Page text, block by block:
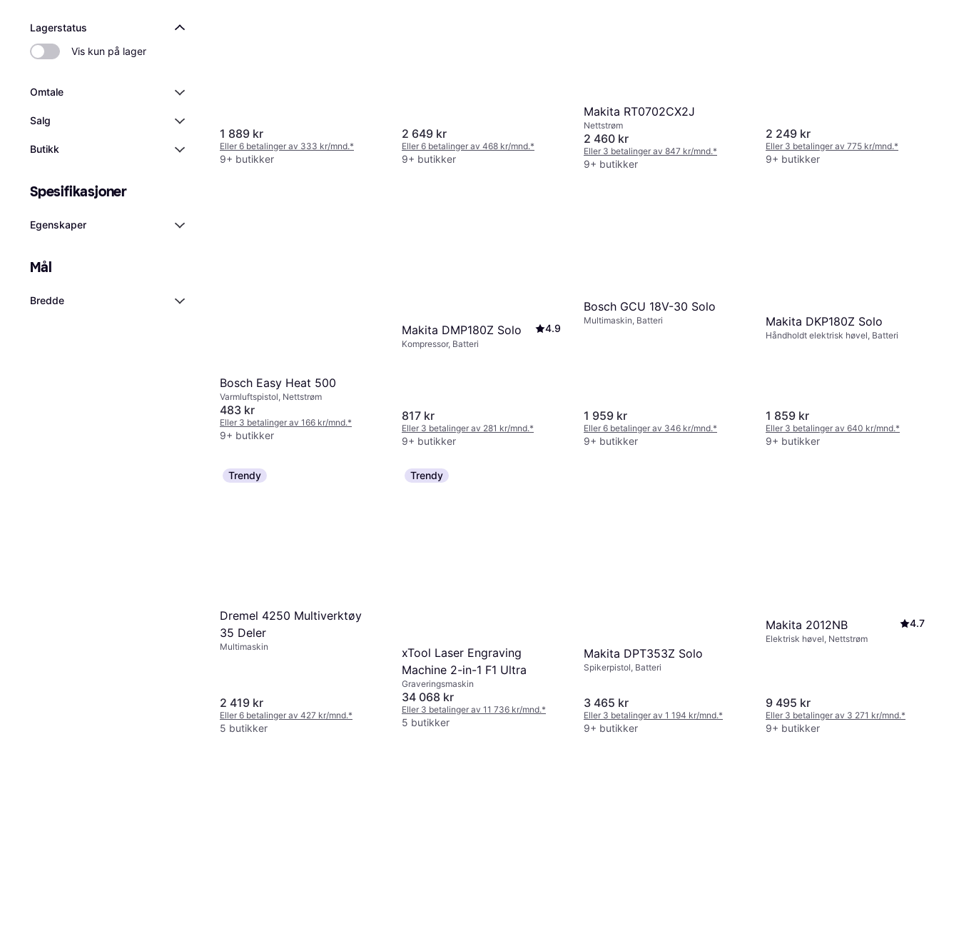
Lagerstatus
Vis kun på lager
Omtale
Salg
Butikk
Spesifikasjoner
Egenskaper
Mål
Bredde
1 889 kr
Eller 6 betalinger av 333 kr/mnd.*
9+ butikker
2 649 kr
Eller 6 betalinger av 468 kr/mnd.*
9+ butikker
Makita RT0702CX2J
Nettstrøm
2 460 kr
Eller 3 betalinger av 847 kr/mnd.*
9+ butikker
2 249 kr
Eller 3 betalinger av 775 kr/mnd.*
9+ butikker
Bosch Easy Heat 500
Varmluftspistol, Nettstrøm
483 kr
Eller 3 betalinger av 166 kr/mnd.*
9+ butikker
Makita DMP180Z Solo 4.9
Kompressor, Batteri
817 kr
Eller 3 betalinger av 281 kr/mnd.*
9+ butikker
Bosch GCU 18V-30 Solo
Multimaskin, Batteri
1 959 kr
Eller 6 betalinger av 346 kr/mnd.*
9+ butikker
Makita DKP180Z Solo
Håndholdt elektrisk høvel, Batteri
1 859 kr
Eller 3 betalinger av 640 kr/mnd.*
9+ butikker
Trendy
Dremel 4250 Multiverktøy
35 Deler
Multimaskin
2 419 kr
Eller 6 betalinger av 427 kr/mnd.*
5 butikker
Trendy
xTool Laser Engraving
Machine 2-in-1 F1 Ultra
Graveringsmaskin
34 068 kr
Eller 3 betalinger av 11 736 kr/mnd.*
5 butikker
Makita DPT353Z Solo
Spikerpistol, Batteri
3 465 kr
Eller 3 betalinger av 1 194 kr/mnd.*
9+ butikker
Makita 2012NB 4.7
Elektrisk høvel, Nettstrøm
9 495 kr
Eller 3 betalinger av 3 271 kr/mnd.*
9+ butikker